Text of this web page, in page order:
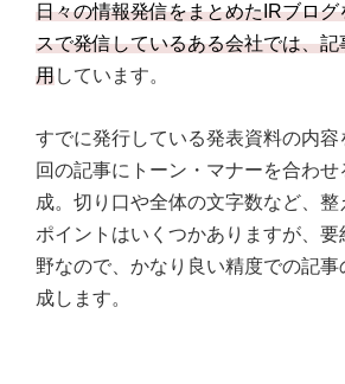
日々の情報発信をまとめたIRブロ
スで発信しているある会社では、
用しています。
すでに発行している発表資料の内
回の記事にトーン・マナーを合わ
成。切り口や全体の文字数など、
ポイントはいくつかありますが、
野なので、かなり良い精度での記
成します。